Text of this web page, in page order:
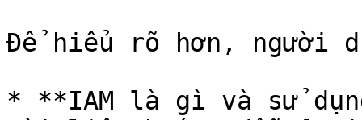
Để hiểu rõ hơn, người
* **IAM là gì và sử